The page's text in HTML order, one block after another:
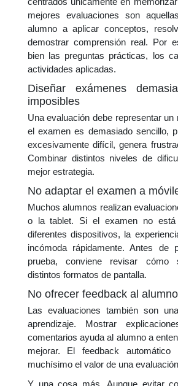
mejores evaluaciones son
alumno a aplicar conceptos,
demostrar comprensión real. Por
bien las preguntas prácticas, los
actividades aplicadas.
Diseñar exámenes
imposibles
Una evaluación debe representar un
el examen es demasiado sencillo,
excesivamente difícil, genera
Combinar distintos niveles de
mejor estrategia.
No adaptar el examen a
Muchos alumnos realizan
o la tablet. Si el examen no está
diferentes dispositivos, la
incómoda rápidamente. Antes de
prueba, conviene revisar cómo
distintos formatos de pantalla.
No ofrecer feedback al alumno
Las evaluaciones también son
aprendizaje. Mostrar
comentarios ayuda al alumno a
mejorar. El feedback automático
muchísimo el valor de una